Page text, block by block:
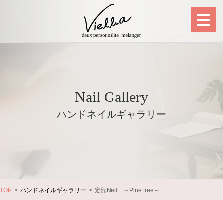
Nail Gallery
ハンドネイルギャラリー
TOP ハンドネイルギャラリー 定額Neil ～Pine tree～